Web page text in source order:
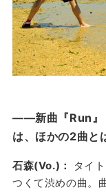
——新曲『Run』
は、ほかの2曲と
石森(Vo.)：
タイ
つくて渋めの曲。